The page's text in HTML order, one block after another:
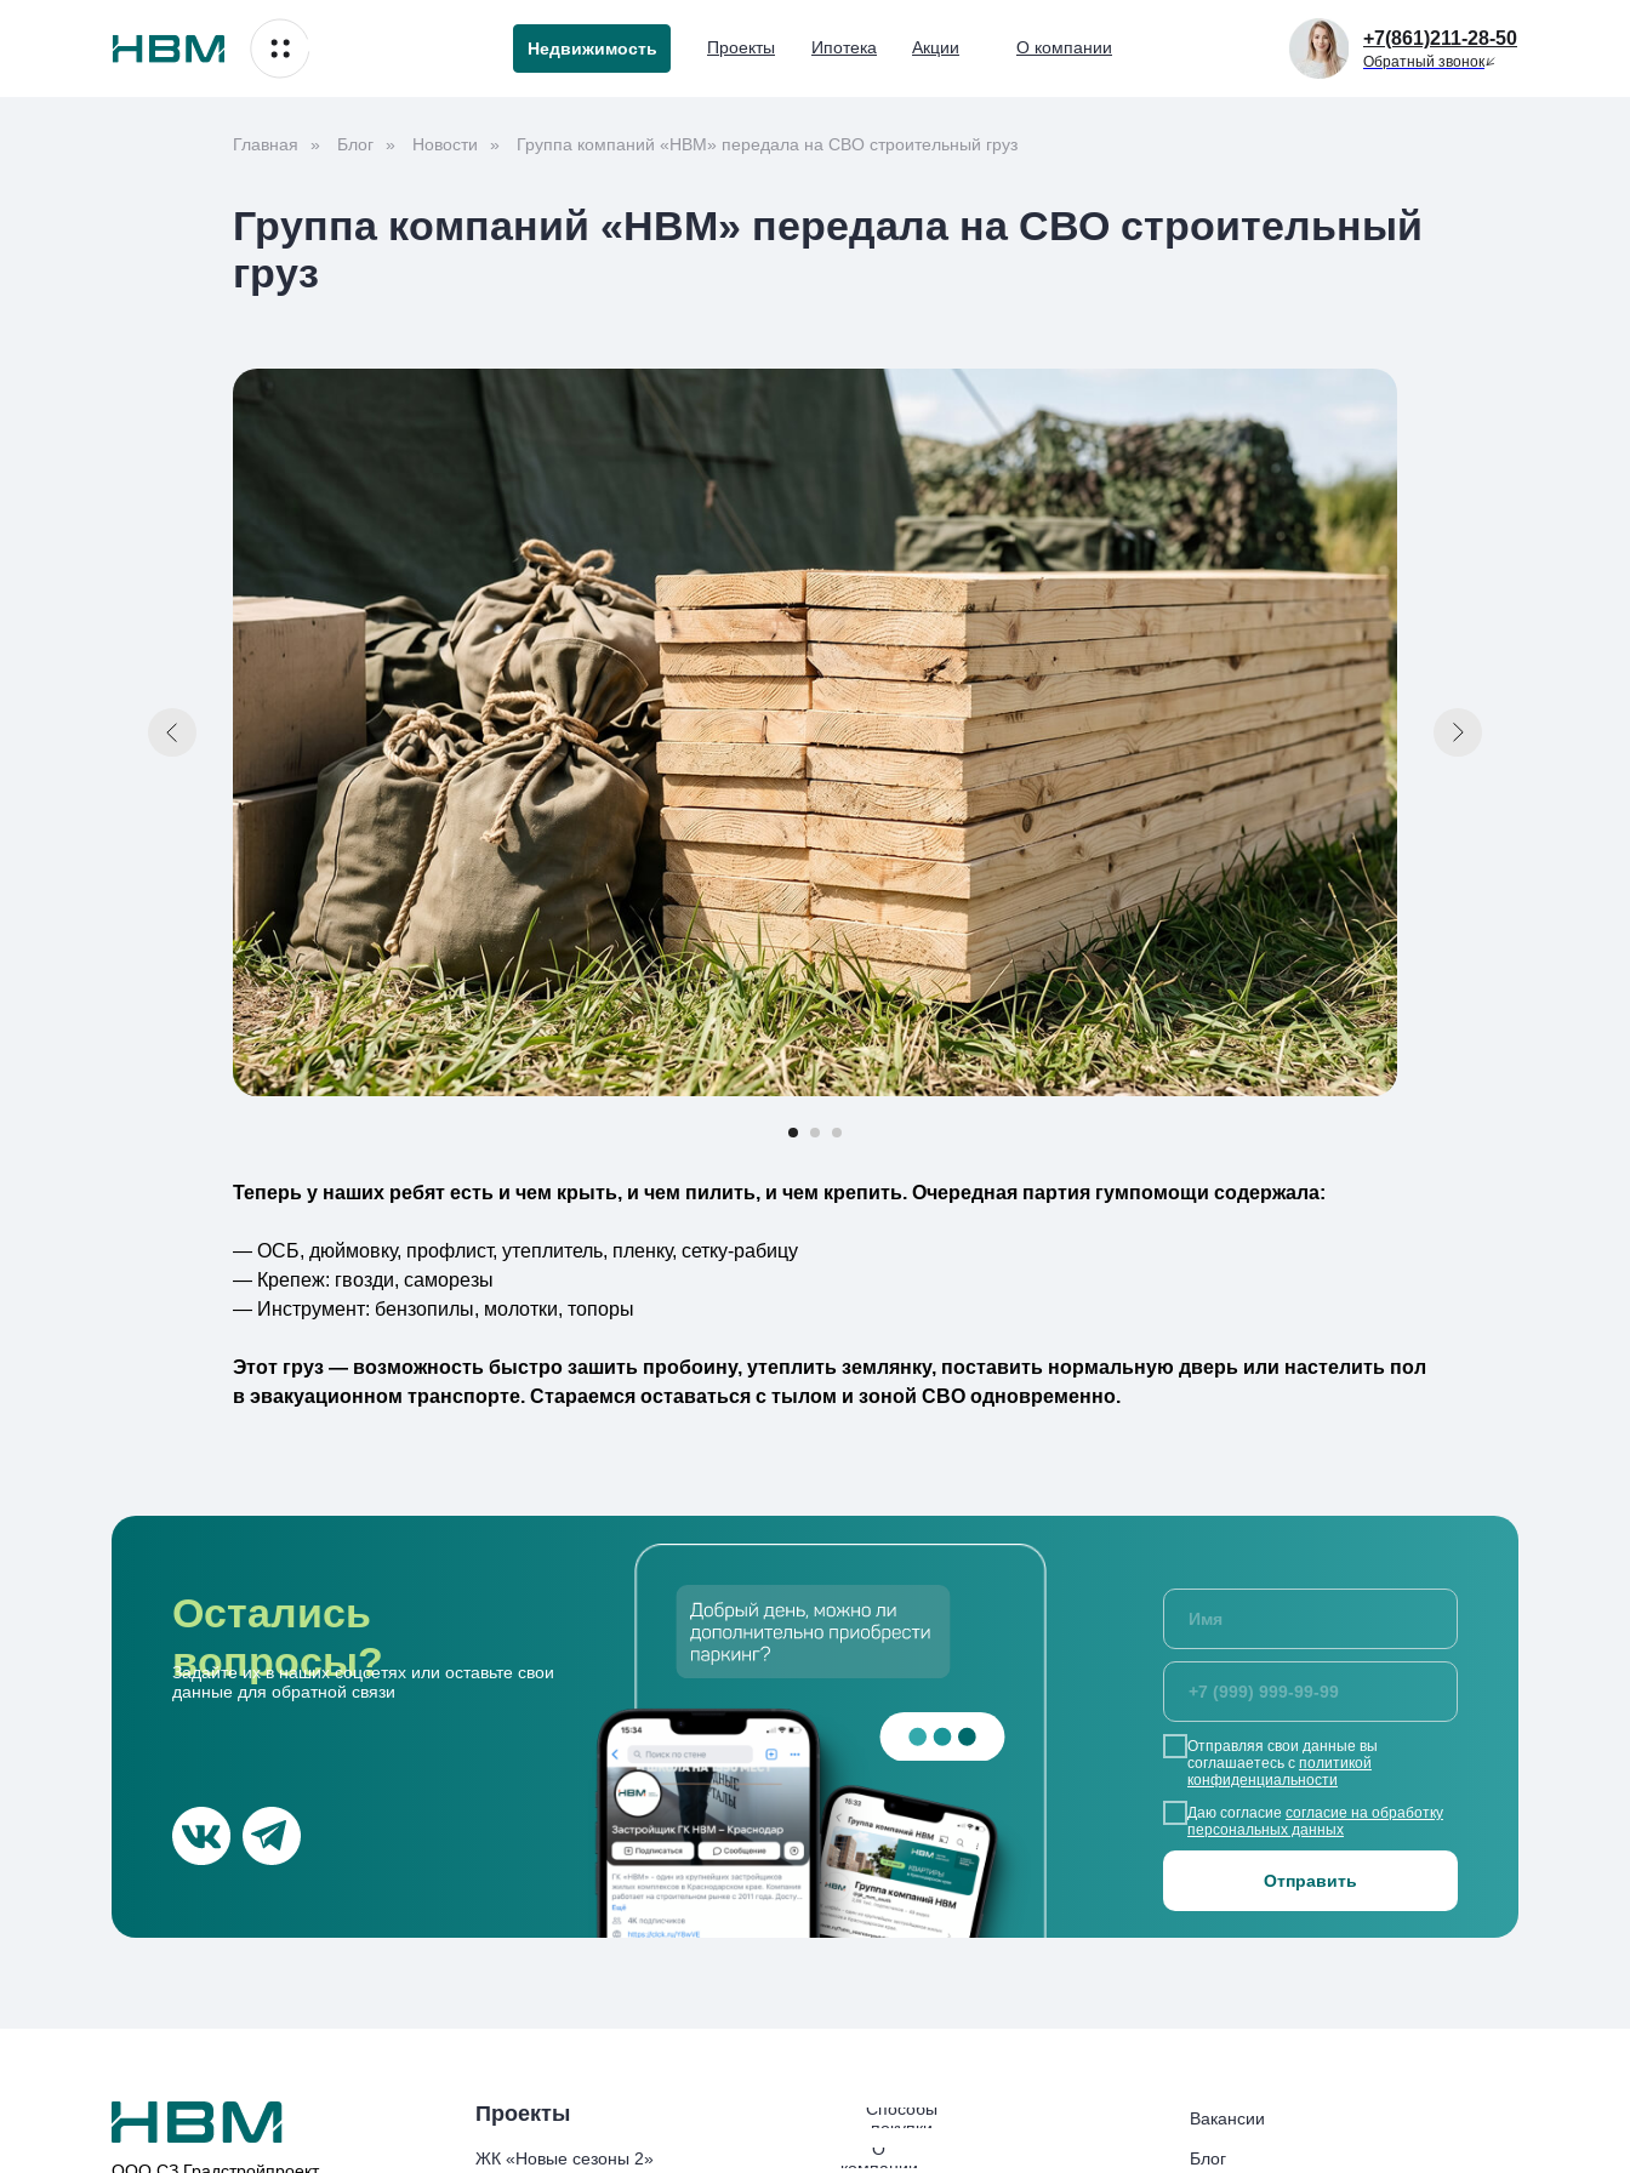
Проекты Ипотека О компании
Акции
Недвижимость +7(861)211-28-50
Обратный звонок
Главная » Блог » Новости » Группа компаний «НВМ» передала на СВО строительный груз
Группа компаний «НВМ» передала на СВО строительный
груз
Теперь у наших ребят есть и чем крыть, и чем пилить, и чем крепить. Очередная партия гумпомощи содержала:
— ОСБ, дюймовку, профлист, утеплитель, пленку, сетку-рабицу
— Крепеж: гвозди, саморезы
— Инструмент: бензопилы, молотки, топоры
Этот груз — возможность быстро зашить пробоину, утеплить землянку, поставить нормальную дверь или настелить пол
в эвакуационном транспорте. Стараемся оставаться с тылом и зоной СВО одновременно.
Остались
вопросы?
Задайте их в наших соцсетях или оставьте свои
данные для обратной связи
Отправляя свои данные вы
соглашаетесь с политикой
конфиденциальности
Даю согласие согласие на обработку
персональных данных
Отправить
Проекты
Блог
Вакансии
О
компании
Способы
покупки
ЖК «Новые сезоны 2»